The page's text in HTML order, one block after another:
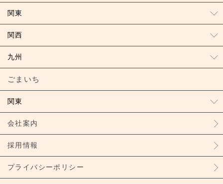
関東
関西
九州
ごまいち
関東
会社案内
採用情報
プライバシーポリシー